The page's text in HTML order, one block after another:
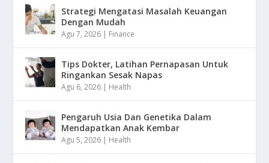
Strategi Mengatasi Masalah Keuangan
Dengan Mudah
Agu 7, 2026 | Finance
Tips Dokter, Latihan Pernapasan Untuk
Ringankan Sesak Napas
Agu 6, 2026 | Health
Pengaruh Usia Dan Genetika Dalam
Mendapatkan Anak Kembar
Agu 5, 2026 | Health